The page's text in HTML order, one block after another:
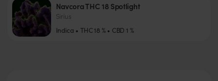
Navcora THC 18 Spotlight
Sirius
Indica THC18 % CBD 1 %